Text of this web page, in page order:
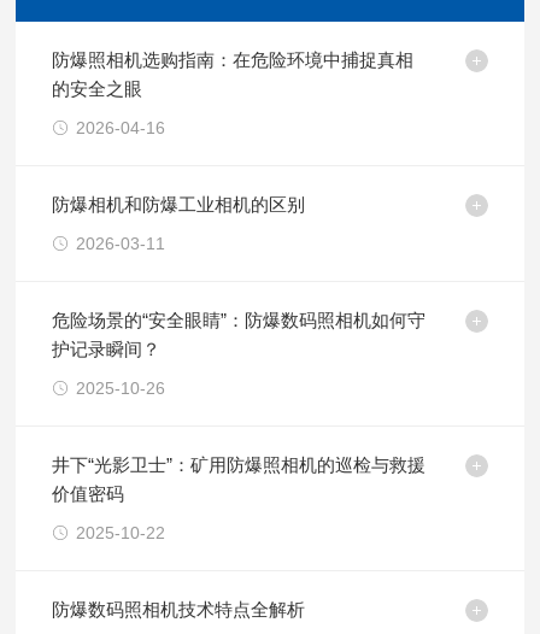
防爆照相机选购指南：在危险环境中捕捉真相
的安全之眼
2026-04-16
防爆相机和防爆工业相机的区别
2026-03-11
危险场景的“安全眼睛”：防爆数码照相机如何守
护记录瞬间​？
2025-10-26
井下“光影卫士”：矿用防爆照相机的巡检与救援
价值密码
2025-10-22
防爆数码照相机技术特点全解析